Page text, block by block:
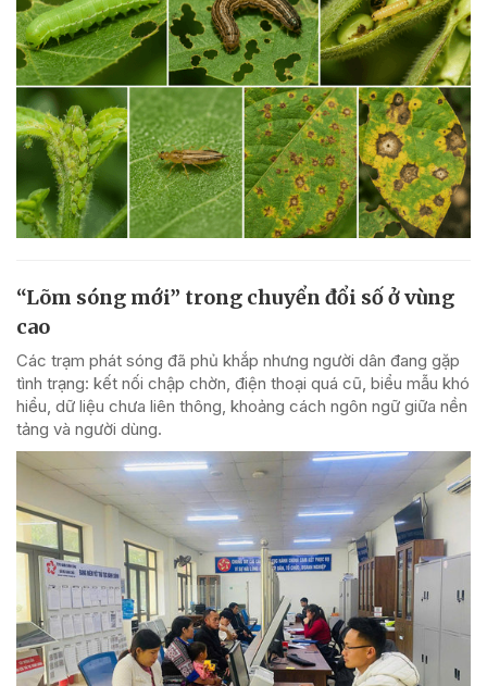
“Lõm sóng mới” trong chuyển đổi số ở vùng
cao
Các trạm phát sóng đã phủ khắp nhưng người dân đang gặp
tình trạng: kết nối chập chờn, điện thoại quá cũ, biểu mẫu khó
hiểu, dữ liệu chưa liên thông, khoảng cách ngôn ngữ giữa nền
tảng và người dùng.